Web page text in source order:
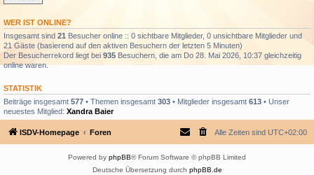
WER IST ONLINE?
Insgesamt sind 21 Besucher online :: 0 sichtbare Mitglieder, 0 unsichtbare Mitglieder und
21 Gäste (basierend auf den aktiven Besuchern der letzten 5 Minuten)
Der Besucherrekord liegt bei 935 Besuchern, die am Do 28. Mai 2026, 10:37 gleichzeitig
online waren.
STATISTIK
Beiträge insgesamt 577 • Themen insgesamt 303 • Mitglieder insgesamt 613 • Unser
neuestes Mitglied: Xandra Baier
ISDV-Homepage Foren Alle Zeiten sind UTC+02:00
Powered by phpBB® Forum Software © phpBB Limited
Deutsche Übersetzung durch phpBB.de